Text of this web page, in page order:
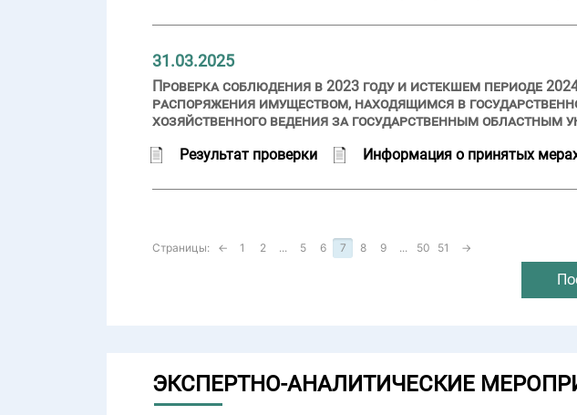
31.03.2025
Проверка соблюдения в 2023 году и истекшем периоде
распоряжения имуществом, находящимся в
хозяйственного ведения за государственным
Результат проверки
Информация о принятых
Страницы: ← 1 2 ... 5 6 7 8 9 ... 50 51 →
ЭКСПЕРТНО-АНАЛИТИЧЕСКИЕ